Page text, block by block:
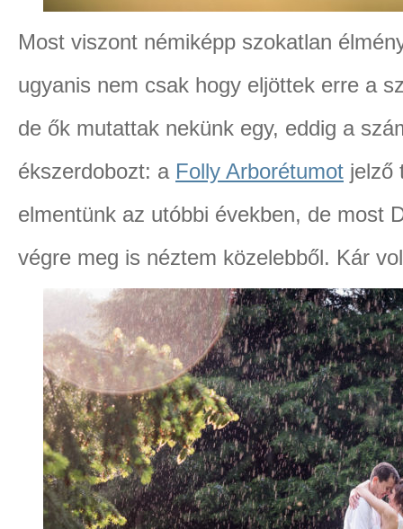
Most viszont némiképp szokatlan
ugyanis nem csak hogy eljöttek erre a
de ők mutattak nekünk egy, eddig a
ékszerdobozt: a Folly Arborétumot jelző
elmentünk az utóbbi években, de most
végre meg is néztem közelebből. Kár